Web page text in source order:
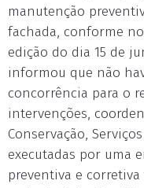
manutenção
fachada, conforme
edição do dia 15 de
informou que não
concorrência para o
intervenções,
Conservação,
executadas por uma
preventiva e